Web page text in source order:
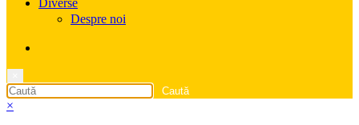
Diverse
Despre noi
×